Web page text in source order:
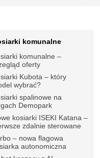
komunalne
komunalne –
oferty
Kubota – który
wybrać?
spalinowe na
Demopark
kosiarki ISEKI Katana –
zdalnie sterowane
– nowa flagowa
autonomiczna